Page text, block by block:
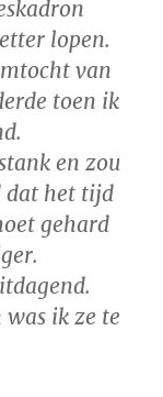
lopen.
van
toen ik
en zou
dat het tijd
gehard
was ik ze te